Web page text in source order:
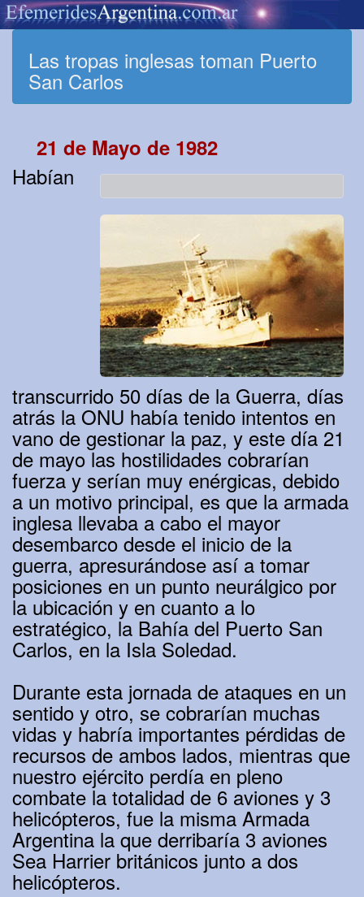
Las tropas inglesas toman Puerto
San Carlos
21 de Mayo de 1982
Habían
transcurrido 50 días de la Guerra, días
atrás la ONU había tenido intentos en
vano de gestionar la paz, y este día 21
de mayo las hostilidades cobrarían
fuerza y serían muy enérgicas, debido
a un motivo principal, es que la armada
inglesa llevaba a cabo el mayor
desembarco desde el inicio de la
guerra, apresurándose así a tomar
posiciones en un punto neurálgico por
la ubicación y en cuanto a lo
estratégico, la Bahía del Puerto San
Carlos, en la Isla Soledad.
Durante esta jornada de ataques en un
sentido y otro, se cobrarían muchas
vidas y habría importantes pérdidas de
recursos de ambos lados, mientras que
nuestro ejército perdía en pleno
combate la totalidad de 6 aviones y 3
helicópteros, fue la misma Armada
Argentina la que derribaría 3 aviones
Sea Harrier británicos junto a dos
helicópteros.